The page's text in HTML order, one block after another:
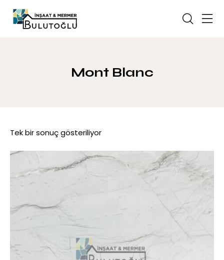
Mont Blanc
Tek bir sonuç gösteriliyor